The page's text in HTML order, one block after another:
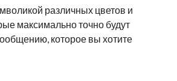
различных цветов и
максимально точно будут
которое вы хотите